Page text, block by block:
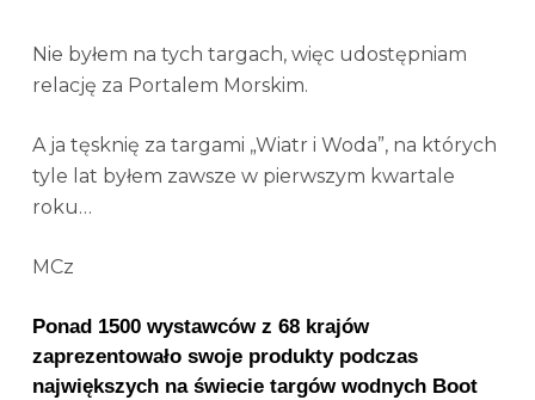
Nie byłem na tych targach, więc udostępniam
relację za Portalem Morskim.
A ja tęsknię za targami „Wiatr i Woda”, na których
tyle lat byłem zawsze w pierwszym kwartale
roku…
MCz
Ponad 1500 wystawców z 68 krajów
zaprezentowało swoje produkty podczas
największych na świecie targów wodnych Boot